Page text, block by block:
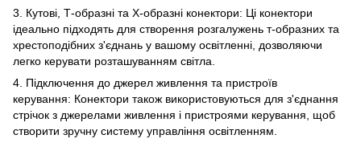
3. Кутові, Т-образні та Х-образні конектори: Ці конектори
ідеально підходять для створення розгалужень т-образних та
хрестоподібних з'єднань у вашому освітленні, дозволяючи
легко керувати розташуванням світла.
4. Підключення до джерел живлення та пристроїв
керування: Конектори також використовуються для з'єднання
стрічок з джерелами живлення і пристроями керування, щоб
створити зручну систему управління освітленням.